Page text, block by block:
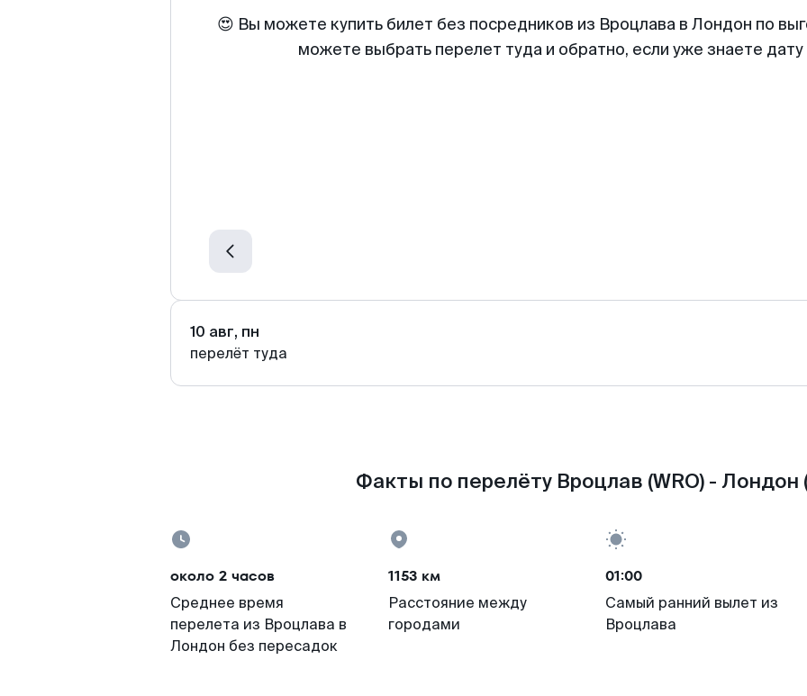
😍 Вы можете купить билет без посредников из Вроцлава в Лондон по
можете выбрать перелет туда и обратно, если уже знаете
10 авг, пн
перелёт туда
Факты по перелёту Вроцлав (WRO) - Лондон
около 2 часов
Среднее время
перелета из Вроцлава в
Лондон без пересадок
1153 км
Расстояние между
городами
01:00
Самый ранний вылет из
Вроцлава